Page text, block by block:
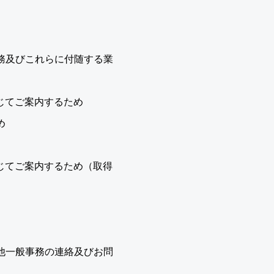
及びこれらに付随する業
てご案内するため
てご案内するため（取得
一般事務の連絡及びお問